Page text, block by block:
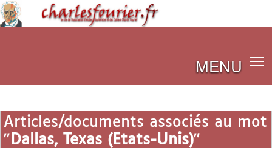
MENU
Articles/documents associés au mot
" Dallas, Texas (Etats-Unis)"